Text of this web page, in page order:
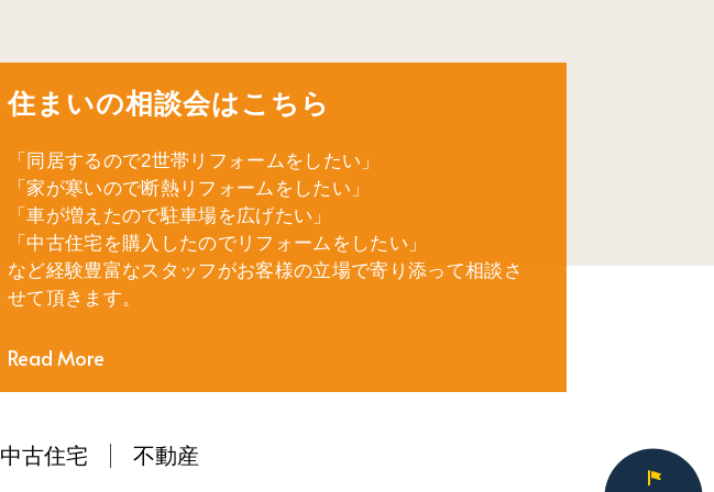
住まいの相談会はこちら
「同居するので2世帯リフォームをしたい」
「家が寒いので断熱リフォームをしたい」
「車が増えたので駐車場を広げたい」
「中古住宅を購入したのでリフォームをしたい」
など経験豊富なスタッフがお客様の立場で寄り添って相談さ
せて頂きます。
Read More
中古住宅 不動産